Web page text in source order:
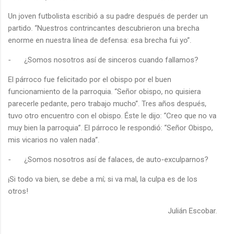
Un joven futbolista escribió a su padre después de perder un
partido. “Nuestros contrincantes descubrieron una brecha
enorme en nuestra línea de defensa: esa brecha fui yo”.
- ¿Somos nosotros así de sinceros cuando fallamos?
El párroco fue felicitado por el obispo por el buen
funcionamiento de la parroquia. “Señor obispo, no quisiera
parecerle pedante, pero trabajo mucho”. Tres años después,
tuvo otro encuentro con el obispo. Éste le dijo: “Creo que no va
muy bien la parroquia”. El párroco le respondió: “Señor Obispo,
mis vicarios no valen nada”.
- ¿Somos nosotros así de falaces, de auto-exculparnos?
¡Si todo va bien, se debe a mí; si va mal, la culpa es de los
otros!
Julián Escobar.